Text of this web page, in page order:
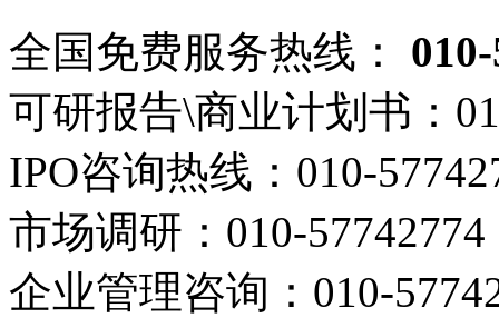
全国免费服务热线：
可研报告\商业计划书：
IPO咨询热线： 010-
市场调研： 010-57742774
企业管理咨询： 010-